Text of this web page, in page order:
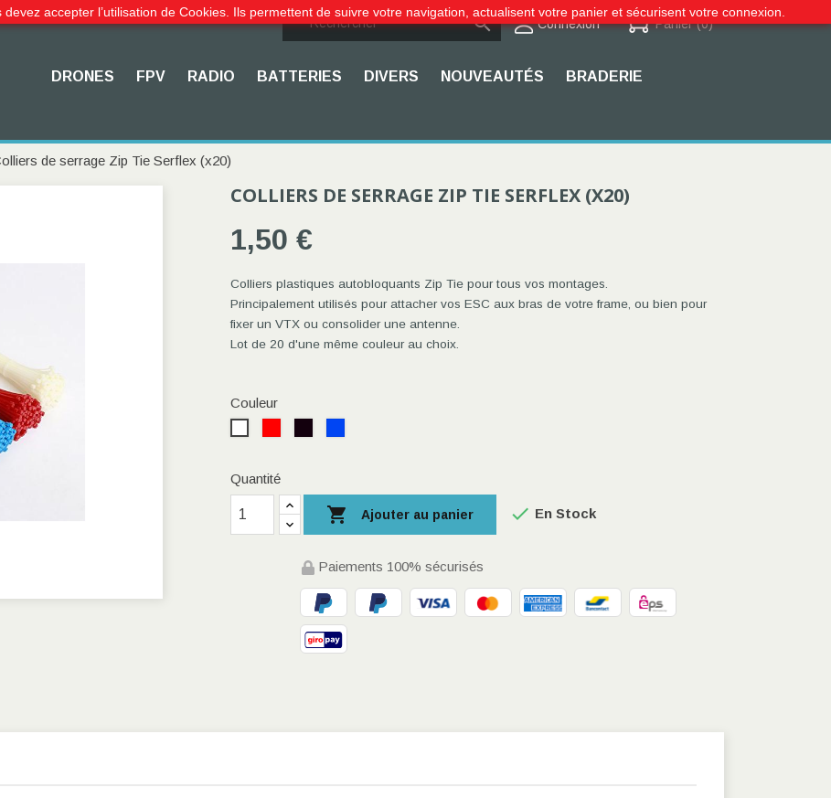
 Connexion Panier (0)
DRONES FPV RADIO BATTERIES DIVERS NOUVEAUTÉS BRADERIE
de serrage Zip Tie Serflex (x20)
COLLIERS DE SERRAGE ZIP TIE SERFLEX (X20)
1,50 €
Colliers plastiques autobloquants Zip Tie pour tous vos montages.
Principalement utilisés pour attacher vos ESC aux bras de votre frame, ou bien pour
fixer un VTX ou consolider une antenne.
Lot de 20 d'une même couleur au choix.
Couleur
Quantité
 Ajouter au panier  En Stock
Paiements 100% sécurisés
accepter l’utilisation de Cookies. Ils permettent de suivre votre navigation, actualisent votre panier et sécurisent votre connexion.